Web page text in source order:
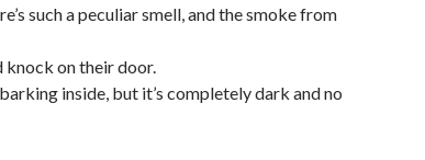
such a peculiar smell, and the smoke from
knock on their door.
inside, but it’s completely dark and no